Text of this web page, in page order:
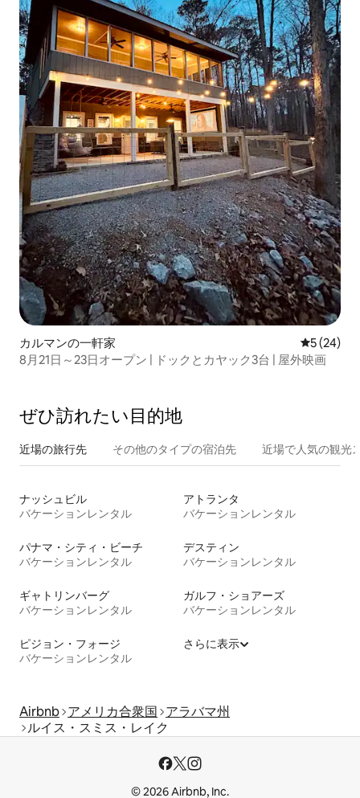
カルマンの一軒家 レビュー
5 (24)
8月21日～23日オープン | ドックとカヤック3台 | 屋外映画
ぜひ訪⁠れ⁠た⁠い目⁠的⁠地
近場の旅行先 その他のタ⁠イ⁠プ⁠の宿⁠泊⁠先 近場で人気の観光
ナッシュビル
バケーションレンタル
アトランタ
バケーションレンタル
パナマ・シティ・ビーチ
バケーションレンタル
デスティン
バケーションレンタル
ギャトリンバーグ
バケーションレンタル
ガルフ・ショアーズ
バケーションレンタル
ピジョン・フォージ
バケーションレンタル
さらに表示
Airbnb アメリカ合衆国 アラバマ州
ルイス・スミス・レイク
© 2026 Airbnb, Inc.